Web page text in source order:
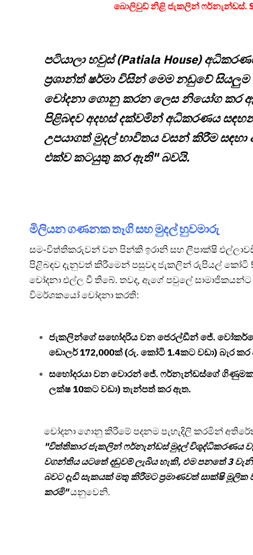
බොලිවුඩ් නිළි ජැකලින් ෆර්නැන්ඩස්.
පටියාලා හවුස් (Patiala House)
ප්‍රශාන්ත් ෂර්මා විසින් මෙම නඩුවේ
චෝදනා ගොනු කරන ලෙස නියෝග කර
පිළිබඳව අදහස් දක්වමින් අධිකරණය
උපයාගත් මුදල් භාවිතය වසන් කිරීම
එක්ව කටයුතු කර ඇති" බවයි.
මිලියන ගණනක තෑගි සහ මුදල් හුවමාරු
සම-විත්තිකරුවන් වන පින්කි ඉරානි සහ ලීපාක්ෂි
පිළිබඳව දැනුවත් කිරීමෙන් පසුවද ජැකලින් රුපියල් කෝටි
චෝදනා එල්ල වී තිබේ. තවද, ඇගේ පවුලේ සාමාජිකයන්ට
විමර්ශකයෝ චෝදනා කරති:
ජැකලින්ගේ සහෝදරිය වන ජෙරල්ඩීන් ජේ.
ඩොලර් 172,000ක් (රු. කෝටි 1.4කට වඩා) බැර
සහෝදරයා වන වොරන් ජේ. ෆර්නැන්ඩස්ගේ
ලක්ෂ 10කට වඩා) තැන්පත් කර ඇත.
චෝදනා ගොනු කිරීමේ පදනම පැහැදිලි කරමින්
"විත්තිකාර ජැකලින් ෆර්නැන්ඩස් මුදල් විශුද්ධිකරණය
වගන්තිය යටතේ දඬුවම් ලැබිය හැකි, එම පනතේ 3
බවට දැඩි සැකයක් මතු කිරීමට ප්‍රමාණවත් සාක්ෂි
කරමි"යනුවෙනි.